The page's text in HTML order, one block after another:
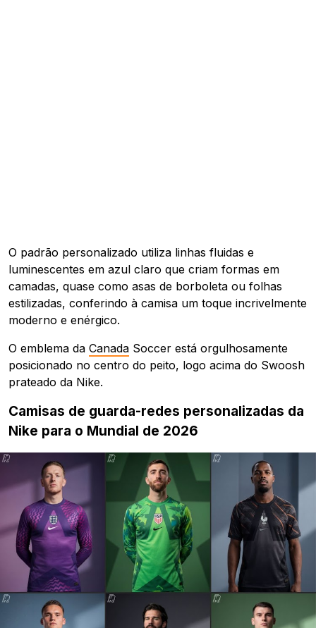
O padrão personalizado utiliza linhas fluidas e
luminescentes em azul claro que criam formas em
camadas, quase como asas de borboleta ou folhas
estilizadas, conferindo à camisa um toque incrivelmente
moderno e enérgico.
O emblema da Canada Soccer está orgulhosamente
posicionado no centro do peito, logo acima do Swoosh
prateado da Nike.
Camisas de guarda-redes personalizadas da
Nike para o Mundial de 2026